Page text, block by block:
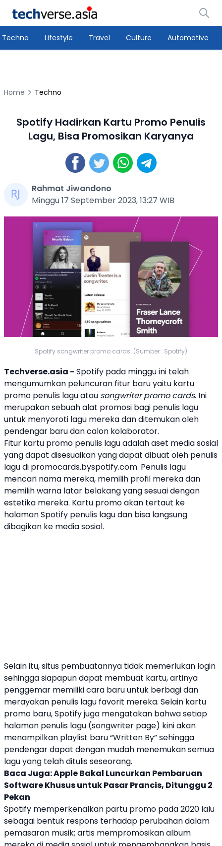
Techno Lifestyle Travel Culture Automotive
Home Techno
Spotify Hadirkan Kartu Promo Penulis
Lagu, Bisa Promosikan Karyanya
Rahmat Jiwandono
Minggu 17 September 2023, 13:27 WIB
Spotify songwriter promo cards. (Sumber : Spotify)
Techverse.asia - Spotify pada minggu ini telah
mengumumkan peluncuran fitur baru yaitu kartu
promo penulis laguatau songwriter promo cards. Ini
merupakan sebuah alat promosi bagi penulis lagu
untuk menyoroti lagu mereka dan ditemukan oleh
pendengar baru dan calon kolaborator.
Fitur kartu promo penulis laguadalah aset media sosial
yang dapat disesuaikan yang dapat dibuat oleh penulis
lagu di promocards.byspotify.com. Penulis lagu
mencari nama mereka, memilih profil mereka dan
memilih warna latar belakang yang sesuai dengan
estetika mereka. Kartu promo akan tertaut ke
halamanSpotify penulis lagu dan bisa langsung
dibagikan ke media sosial.
Selain itu, situs pembuatannya tidak memerlukan login
sehingga siapapun dapat membuat kartu, artinya
penggemar memiliki cara baru untuk berbagi dan
merayakan penulis lagu favorit mereka. Selain kartu
promo baru,Spotifyjuga mengatakan bahwa setiap
halaman penulis lagu (songwriter page) kini akan
menampilkan playlist baru “Written By” sehingga
pendengar dapat dengan mudah menemukan semua
lagu yang telah ditulis seseorang.
Baca Juga:Apple Bakal Luncurkan Pembaruan
Software Khusus untuk Pasar Prancis, Ditunggu 2
Pekan
Spotify memperkenalkan partu promo pada 2020 lalu
sebagai bentuk respons terhadap perubahan dalam
pemasaran musik; artis mempromosikan album